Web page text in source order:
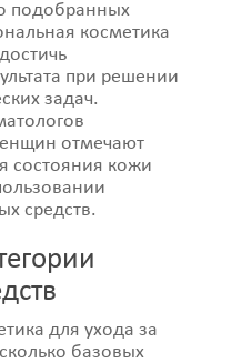
подобранных
косметика
при решении
задач.
отмечают
состояния кожи
средств.
для ухода за
базовых